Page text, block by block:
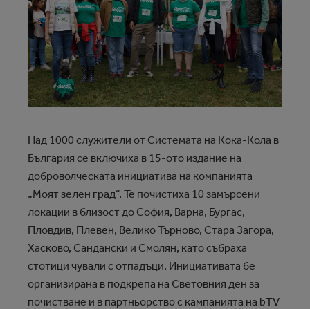
Над 1000 служители от Системата на Кока-Кола в
България се включиха в 15-ото издание на
доброволческата инициатива на компанията
„Моят зелен град“. Те почистиха 10 замърсени
локации в близост до София, Варна, Бургас,
Пловдив, Плевен, Велико Търново, Стара Загора,
Хасково, Сандански и Смолян, като събраха
стотици чували с отпадъци. Инициативата бе
организирана в подкрепа на Световния ден за
почистване и в партньорство с кампанията на bTV